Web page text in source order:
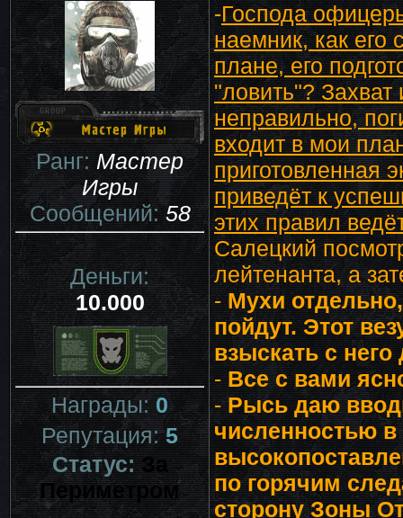
Ранг:Мастер
Игры
Сообщений:58
Деньги:
10.000
Награды:0
Репутация:5
Статус:За
Периметром
-Господа
наемник, как его
плане, его
"ловить"?
неправильно,
входит в мои
приготовленная
приведёт к
этих правил
Салецкий
лейтенанта, а
-Мухи
пойдут. Этот
взыскать с него
-Все с вами
-Рысь даю
численностью в
по горячим
сторону Зоны